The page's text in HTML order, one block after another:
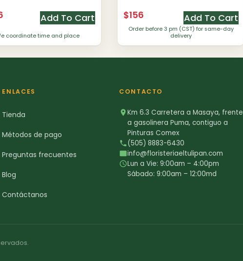
Add To Cart
coordinate time and place
$156 Add To Cart
Order before 3 pm (CST) for same-day
delivery
ENLACES
Tienda
Métodos de pago
Preguntas frecuentes
Blog
Contáctanos
CONTACTO
Km 6.3 Carretera a Masaya, frente
a gasolinera Puma, contiguo a
Pinturas Comex
(505) 8883-6430
info@floristeriaeltulipan.com
Lun a Vie: 9:00am – 4:00pm
Sábado: 9:00am – 12:00md